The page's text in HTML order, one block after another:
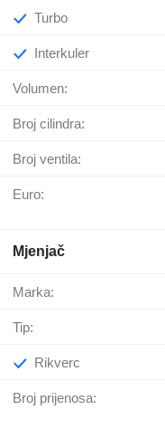
Turbo
Interkuler
Volumen:
Broj cilindra:
Broj ventila:
Euro:
Mjenjač
Marka:
Tip:
Rikverc
Broj prijenosa: